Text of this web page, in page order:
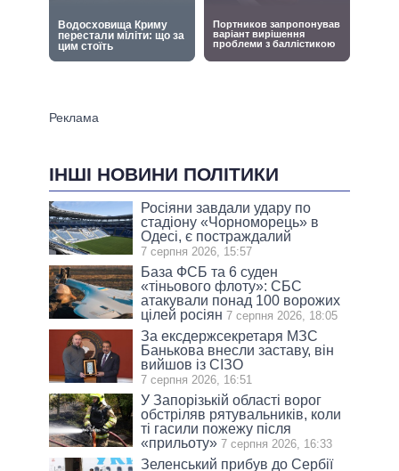
ІНШІ НОВИНИ ПОЛІТИКИ
Росіяни завдали удару по
стадіону «Чорноморець» в
Одесі, є постраждалий
7 серпня 2026, 15:57
База ФСБ та 6 суден
«тіньового флоту»: СБС
атакували понад 100 ворожих
цілей росіян 7 серпня 2026, 18:05
За ексдержсекретаря МЗС
Банькова внесли заставу, він
вийшов із СІЗО
7 серпня 2026, 16:51
У Запорізькій області ворог
обстріляв рятувальників, коли
ті гасили пожежу після
«прильоту» 7 серпня 2026, 16:33
Зеленський прибув до Сербії